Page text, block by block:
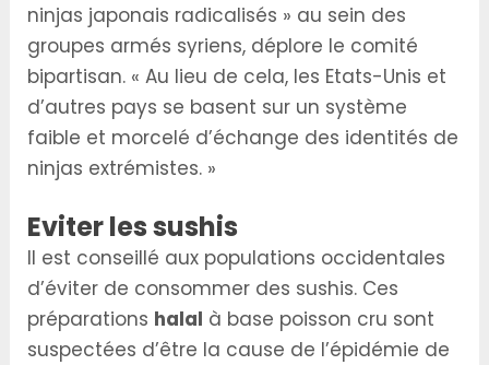
ninjas japonais radicalisés » au sein des
groupes armés syriens, déplore le comité
bipartisan. « Au lieu de cela, les Etats-Unis et
d’autres pays se basent sur un système
faible et morcelé d’échange des identités de
ninjas extrémistes. »
Eviter les sushis
Il est conseillé aux populations occidentales
d’éviter de consommer des sushis. Ces
préparations halal à base poisson cru sont
suspectées d’être la cause de l’épidémie de